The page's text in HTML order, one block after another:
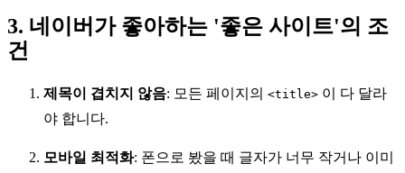
3. 네이버가 좋아하는 '좋은 사이트'의 조
건
제목이 겹치지 않음: 모든 페이지의 <title> 이 다 달라
야 합니다.
모바일 최적화: 폰으로 봤을 때 글자가 너무 작거나 이미